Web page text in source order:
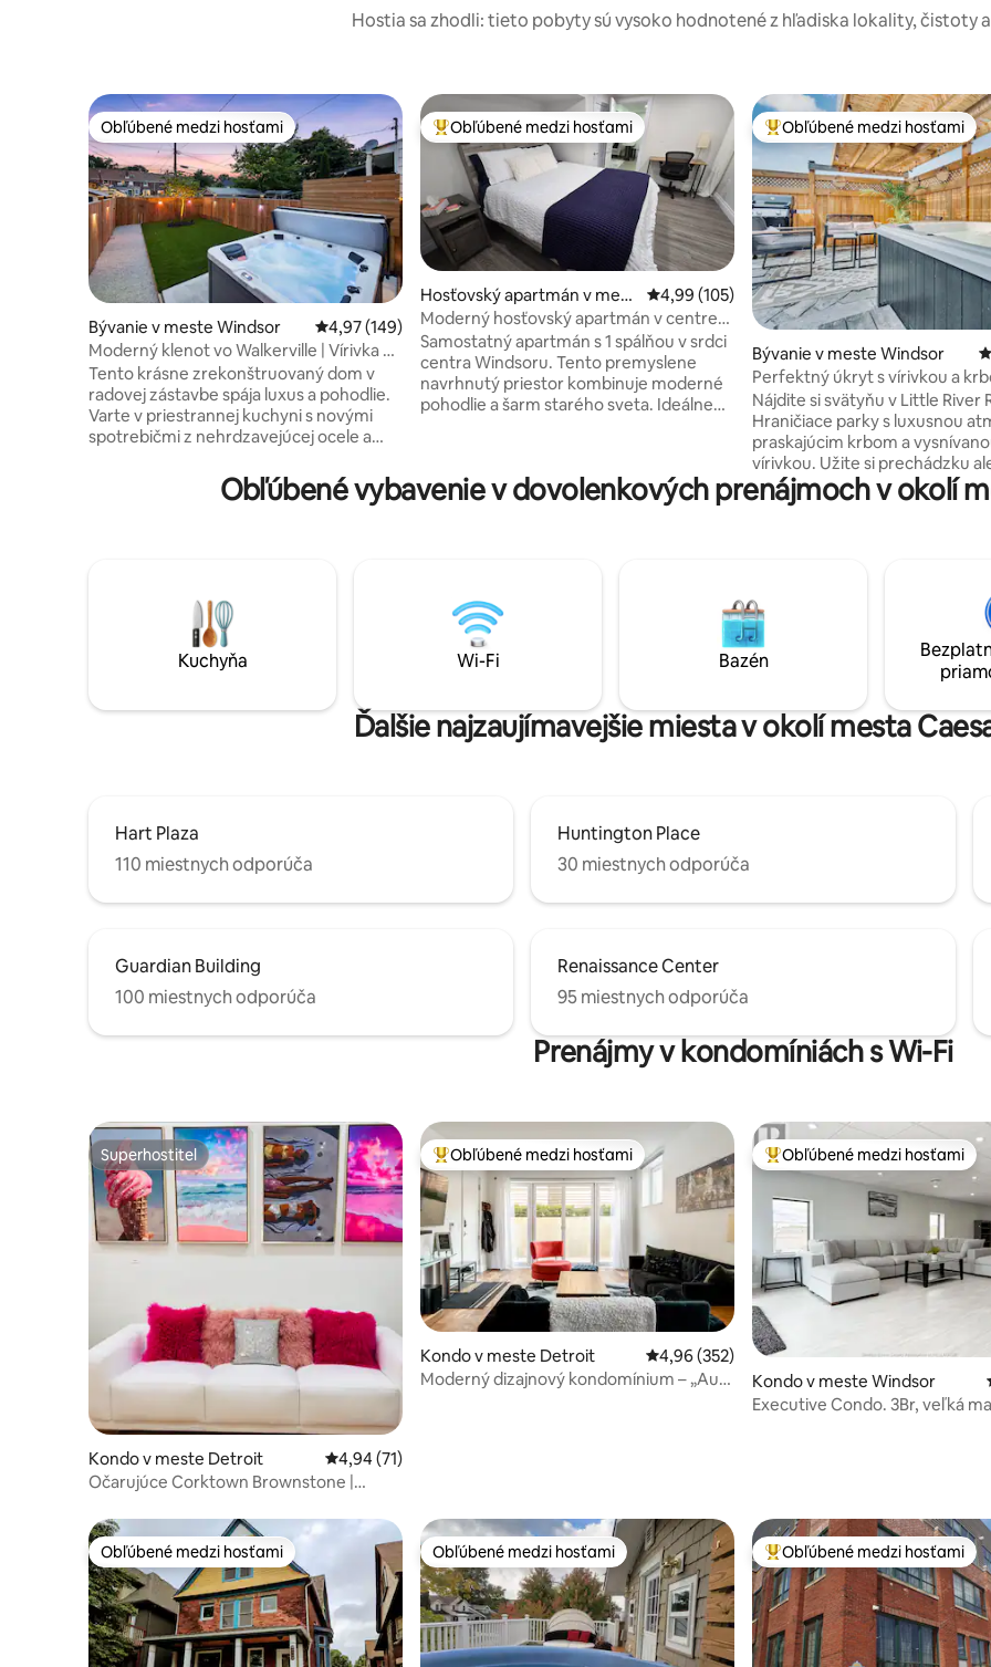
Hostia sa zhodli: tieto pobyty sú vysoko hodnotené z hľadiska lokality, čistoty
Obľúbené medzi hosťami
Obľúbené medzi hosťami
Bývanie v meste Windsor Priemerné ohodnotenie 4,97 z 5, počet hodnotení: 149
4,97 (149)
Moderný klenot vo Walkerville | Vírivka a
útulný dvor
Tento krásne zrekonštruovaný dom v
radovej zástavbe spája luxus a pohodlie.
Varte v priestrannej kuchyni s novými
spotrebičmi z nehrdzavejúcej ocele a
sa pri vlastnom drevenom stole na živej
ploche a vychutnajte si svoje obľúbené
grilom na zemný plyn, záhradným
nábytkom a krásnym osvetlením. V noci
si pokojne oddýchnite na dvoch
pohodlných manželských posteliach a
Najobľúbenejšie medzi hosťami
Obľúbené medzi hosťami
Hosťovský apartmán v mest
e Windsor
Priemerné ohodnotenie 4,99 z 5, počet
4,99 (105)
Moderný hosťovský apartmán v centre
mesta
Samostatný apartmán s 1 spálňou v srdci
centra Windsoru. Tento premyslene
navrhnutý priestor kombinuje moderné
pohodlie a šarm starého sveta. Ideálne
spotrebiče z nehrdzavejúcej ocele, veľkú
sprchu, priestrannú spálňu, pracovný
reštaurácií a rušného nočného života
vzdialeného len pár krokov.
Najobľúbenejšie medzi hosťami
Obľúbené medzi hosťami
Bývanie v meste Windsor
Perfektný úkryt s vírivkou a
Nájdite si svätyňu v Little River
Hraničiace parky s luxusnou
praskajúcim krbom a
vírivkou. Užite si prechádzku
na bicykli cez krásne parky a
vrátane 10 km+ Ganatchio Trail
milovníkov prírody, v národnom
Point Pelee. Centrum WFCU
minúty. Caesars Windsor, tunel
do USA sú vzdialené 10 - 15
Detroit približne 45 minút,
Obľúbené vybavenie v dovolenkových prenájmoch v okolí
Kuchyňa Wi-Fi Bazén
Ďalšie najzaujímavejšie miesta v okolí mesta
Hart Plaza
110 miestnych odporúča
Huntington Place
30 miestnych odporúča
Guardian Building
100 miestnych odporúča
Renaissance Center
95 miestnych odporúča
Prenájmy v kondomíniách s Wi-Fi
Superhostiteľ
Superhostiteľ
Kondo v meste Detroit Priemerné ohodnotenie 4,94 z 5, počet hodnotení: 71
4,94 (71)
Očarujúce Corktown Brownstone |
Najobľúbenejšie medzi hosťami
Obľúbené medzi hosťami
Kondo v meste Detroit Priemerné ohodnotenie 4,96 z 5, počet
4,96 (352)
Moderný dizajnový kondomínium – „Au
Najobľúbenejšie medzi hosťami
Obľúbené medzi hosťami
Kondo v meste Windsor
Executive Condo. 3Br, veľká
Obľúbené medzi hosťami
Obľúbené medzi hosťami Obľúbené medzi hosťami
Obľúbené medzi hosťami Najobľúbenejšie medzi hosťami
Obľúbené medzi hosťami